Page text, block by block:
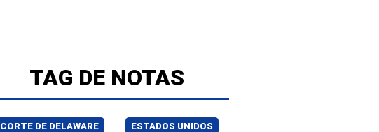
TAG DE NOTAS
CORTE DE DELAWARE
ESTADOS UNIDOS